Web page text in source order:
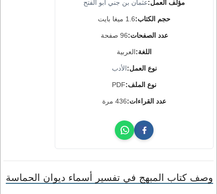
مؤلف العمل:عثمان بن جني أبو الفتح
حجم الكتاب:1.6 ميغا بايت
عدد الصفحات:96 صفحة
اللغة:العربية
نوع العمل:الأدب
نوع الملف:PDF
عدد القراءات:436 مرة
وصف كتاب المبهج في تفسير أسماء ديوان الحماسة